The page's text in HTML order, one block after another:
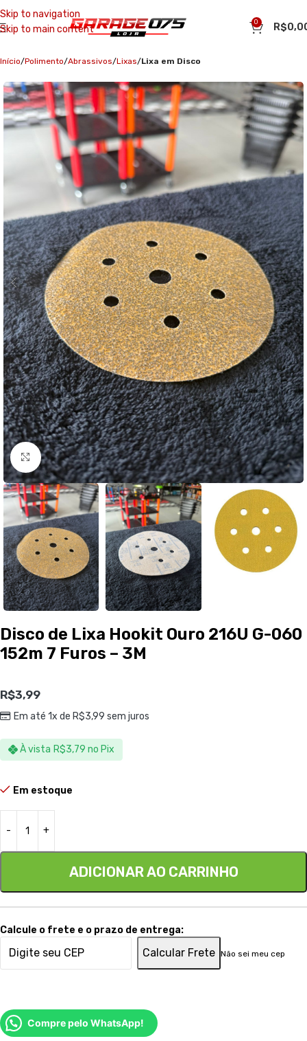
Skip to navigation
Skip to main content
0 R$
Início Polimento Abrassivos Lixas Lixa em Disco
Clique para ampliar
Disco de Lixa Hookit Ouro 216U G-060
152m 7 Furos – 3M
R$3,99
Em até 1x de R$3,99 sem juros
À vista R$3,79 no Pix
Em estoque
ADICIONAR AO CARRINHO
Calcule o frete e o prazo de entrega:
Calcular Frete Não sei meu cep
Compre pelo WhatsApp!